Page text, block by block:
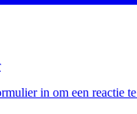
in om een reactie